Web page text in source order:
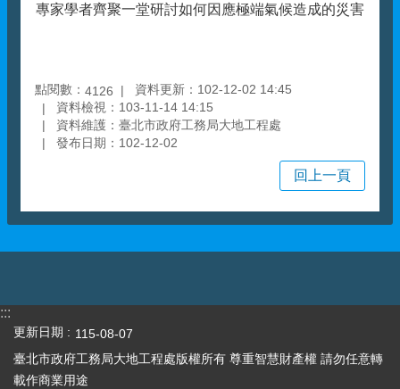
專家學者齊聚一堂研討如何因應極端氣候造成的災害
點閱數： 4126
資料更新：102-12-02 14:45
資料檢視：103-11-14 14:15
資料維護：臺北市政府工務局大地工程處
發布日期：102-12-02
回上一頁
:::
更新日期
115-08-07
臺北市政府工務局大地工程處版權所有 尊重智慧財產權 請勿任意轉
載作商業用途